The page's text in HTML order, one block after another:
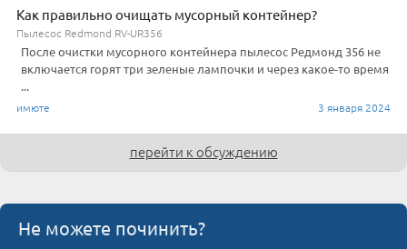
Как правильно очищать мусорный контейнер?
Пылесос Redmond RV-UR356
После очистки мусорного контейнера пылесос Редмонд 356 не
включается горят три зеленые лампочки и через какое-то время
...
имюте 3 января 2024
перейти к обсуждению
Не можете починить?